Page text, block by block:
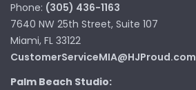
Phone: (305) 436-1163
7640 NW 25th Street, Suite 107
Miami, FL 33122
CustomerServiceMIA@HJProud.com
Palm Beach Studio: